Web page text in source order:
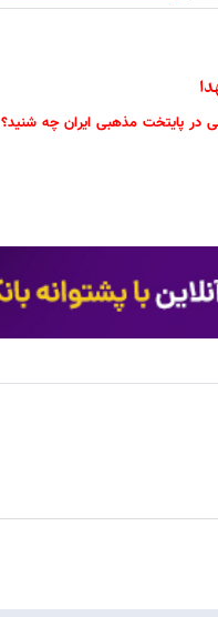
در پایتخت مذهبی ایران چه شنید؟